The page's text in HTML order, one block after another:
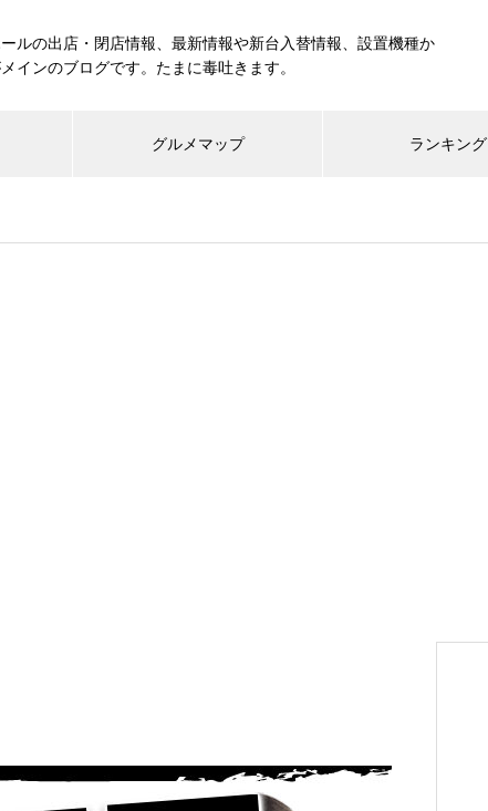
ルの出店・閉店情報、最新情報や新台入替情報、設置機種か
インのブログです。たまに毒吐きます。
グルメマップ ランキング